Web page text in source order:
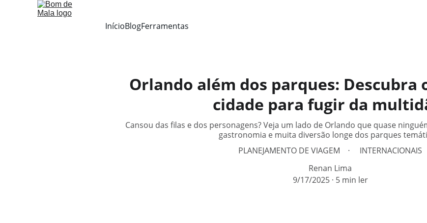
InícioBlogFerramentas
Orlando além dos parques: Descubra
cidade para fugir da
Cansou das filas e dos personagens? Veja um lado de Orlando que quase
gastronomia e muita diversão longe dos parques
PLANEJAMENTO DE VIAGEM
INTERNACIONAIS
Renan Lima
9/17/2025
5 min ler